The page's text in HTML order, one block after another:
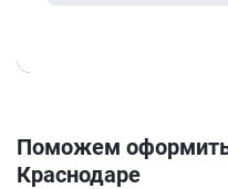
Поможем
Краснодаре